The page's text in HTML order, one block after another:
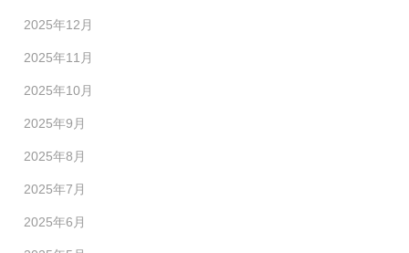
2025年12月
2025年11月
2025年10月
2025年9月
2025年8月
2025年7月
2025年6月